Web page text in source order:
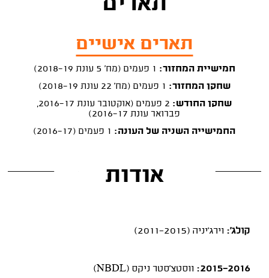
תארים
תארים אישיים
חמישיית המחזור:
שחקן המחזור:
שחקן החודש:
2 פעמים (אוקטובר עונת 2016-17,
פברואר עונת 2016-17)
החמישייה השניה של העונה:
אודות
קולג': וירג'יניה (2011-2015)
2015-2016: ווסטצ'סטר ניקס (NBDL
)